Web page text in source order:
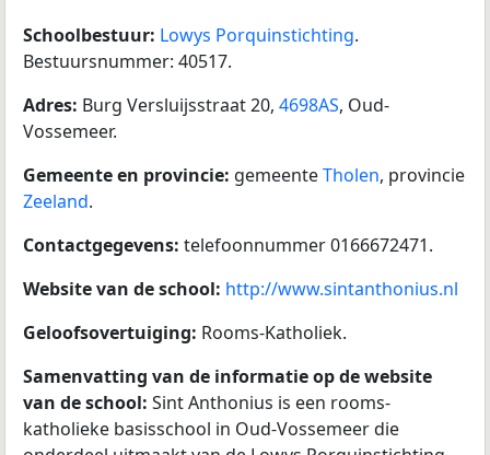
Schoolbestuur: Lowys Porquinstichting.
Bestuursnummer: 40517.
Adres: Burg Versluijsstraat 20, 4698AS, Oud-
Vossemeer.
Gemeente en provincie: gemeenteTholen, provincie
Zeeland.
Contactgegevens: telefoonnummer 0166672471.
Website van de school: http://www.sintanthonius.nl
Geloofsovertuiging: Rooms-Katholiek.
Samenvatting van de informatie op de website
van de school: Sint Anthonius is een rooms-
katholieke basisschool in Oud-Vossemeer die